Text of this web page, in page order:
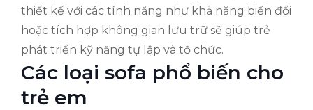
thiết kế với các tính năng như khả năng biến đổi
hoặc tích hợp không gian lưu trữ sẽ giúp trẻ
phát triển kỹ năng tự lập và tổ chức.
Các loại sofa phổ biến cho
trẻ em